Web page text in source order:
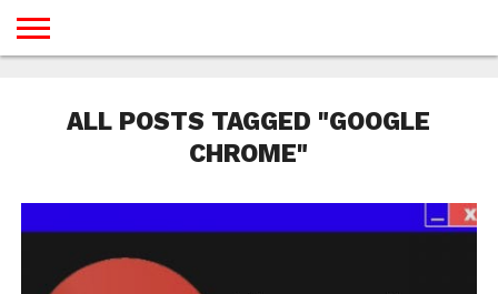
GAMES
DESAIN
ANDROID
YOUTUBE
INTERNET
WINDOWS
LINUX
MACINTOSH
MESSENGER
BLOGSPOT
WORDPRESS
PEMROGRAMAN
SEO
WEB
SERVER
ALL POSTS TAGGED "GOOGLE
CHROME"